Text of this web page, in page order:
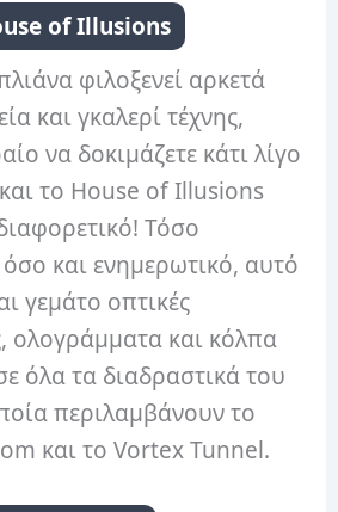
of Illusions
φιλοξενεί αρκετά
και γκαλερί τέχνης,
να δοκιμάζετε κάτι λίγο
το House of Illusions
Τόσο
και ενημερωτικό, αυτό
γεμάτο οπτικές
ολογράμματα και κόλπα
όλα τα διαδραστικά του
περιλαμβάνουν το
και το Vortex Tunnel.